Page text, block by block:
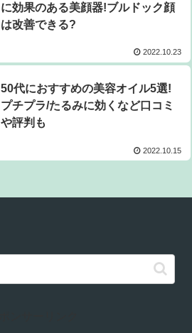
に効果のある美顔器!ブルドック顔
は改善できる?
2022.10.23
50代におすすめの美容オイル5選!
プチプラ/たるみに効くなど口コミ
や評判も
2022.10.15